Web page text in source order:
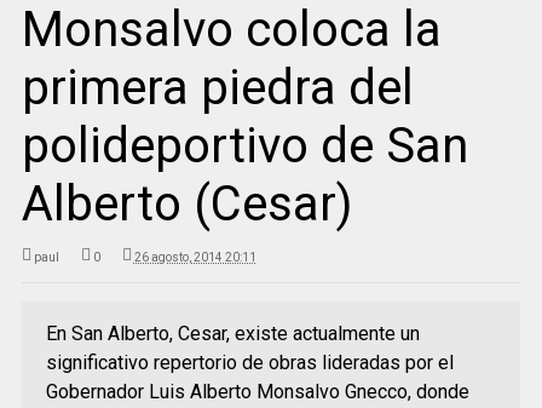
Monsalvo coloca la
primera piedra del
polideportivo de San
Alberto (Cesar)
paul 0 26 agosto, 2014 20:11
En San Alberto, Cesar, existe actualmente un
significativo repertorio de obras lideradas por el
Gobernador Luis Alberto Monsalvo Gnecco, donde